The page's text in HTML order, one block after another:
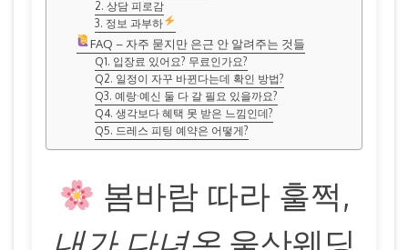
2. 상담 피로감
3. 정보 과부하
FAQ – 자주 묻지만 은근 안 알려주는 것들
Q1. 입장료 있어요? 무료인가요?
Q2. 일정이 자꾸 바뀐다는데 확인 방법?
Q3. 예랑·예신 둘 다 갈 필요 있을까요?
Q4. 생각보다 혜택 못 받은 느낌인데?
Q5. 드레스 피팅 예약은 어떻게?
봄바람 따라 훌쩍,